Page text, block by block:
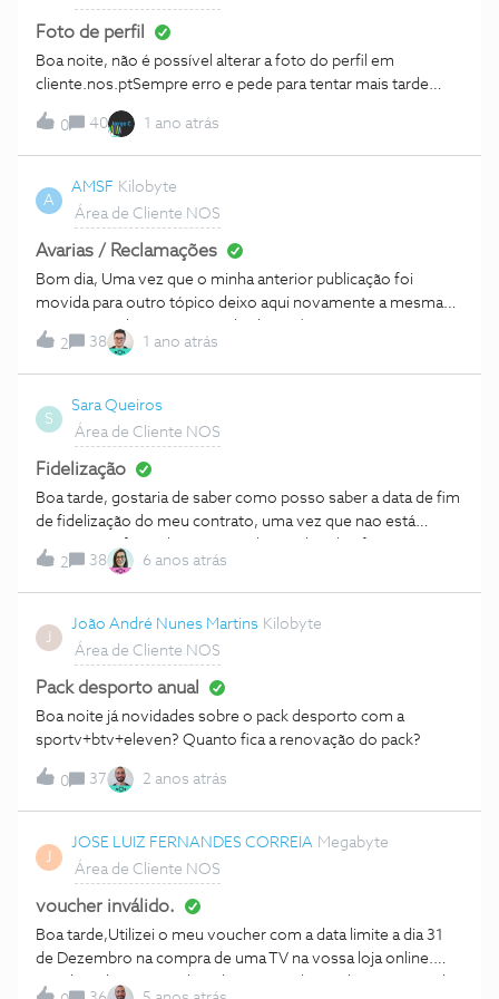
Foto de perfil
Boa noite, não é possível alterar a foto do perfil em
cliente.nos.ptSempre erro e pede para tentar mais tarde…
0 40 1 ano atrás
A
AMSF Kilobyte
Área de Cliente NOS
Avarias / Reclamações
Bom dia, Uma vez que o minha anterior publicação foi
movida para outro tópico deixo aqui novamente a mesma
questão:Onde está na área de cliente/ conta uma opção que
permita ao consumidor reportar avarias (e reclamações) no
que toca ao serviço e/ou equipamentos?Pelo que vejo na
secção de “pedidos” os consumidores/clientes apenas
podem comunicar um conjunto de opções/temas
seleccionados pela NOS.Creio que os clientes já pagam o
suficiente pelo serviço para ter que pagar pelo mesmo
quando se encontra avariado, isto porque há custos
envolvidos na comunicação por telefone/telemóvel. Pelo
que deve haver uma opção para fazer essa comunicação ao
abrigo do serviço prestado. Para além disso, os
andar num forum a lançar posts para tentar resolver o
problema. Cabe sim à operadora garantir que os seus
clientes têm essa possibilidade dentro das suas áreas de
clientes que lhes permita comunicar de fo
2 38 1 ano atrás
S
Sara Queiros
Área de Cliente NOS
Fidelização
Boa tarde, gostaria de saber como posso saber a data de fim
de fidelização do meu contrato, uma vez que nao está
presente na fatura bem em nenhuma das plataformas
disponiveis. Obrigada desde já.
2 38 6 anos atrás
J
João André Nunes Martins Kilobyte
Área de Cliente NOS
Pack desporto anual
Boa noite já novidades sobre o pack desporto com a
sportv+btv+eleven? Quanto fica a renovação do pack?
0 37 2 anos atrás
J
JOSE LUIZ FERNANDES CORREIA Megabyte
Área de Cliente NOS
voucher inválido.
Boa tarde,Utilizei o meu voucher com a data limite a dia 31
de Dezembro na compra de uma TV na vossa loja online.
Recebi inclusive o código de entrega do produto....Contudo,